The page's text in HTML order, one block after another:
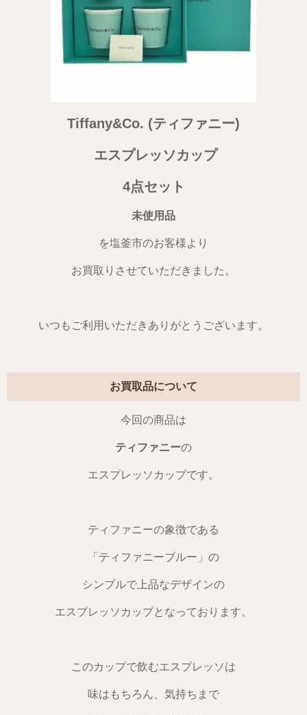
Tiffany&Co. (ティファニー)
エスプレッソカップ
4点セット
未使用品
を塩釜市のお客様より
お買取りさせていただきました。
いつもご利用いただきありがとうございます。
お買取品について
今回の商品は
ティファニーの
エスプレッソカップです。
ティファニーの象徴である
「ティファニーブルー」の
シンプルで上品なデザインの
エスプレッソカップとなっております。
このカップで飲むエスプレッソは
味はもちろん、気持ちまで